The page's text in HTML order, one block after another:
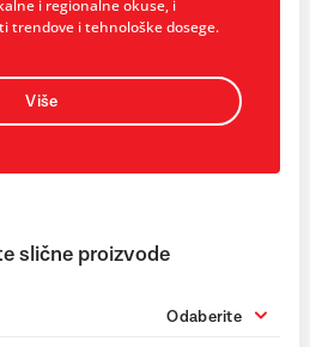
i regionalne okuse, i
trendove i tehnološke dosege.
Više
slične proizvode
Odaberite